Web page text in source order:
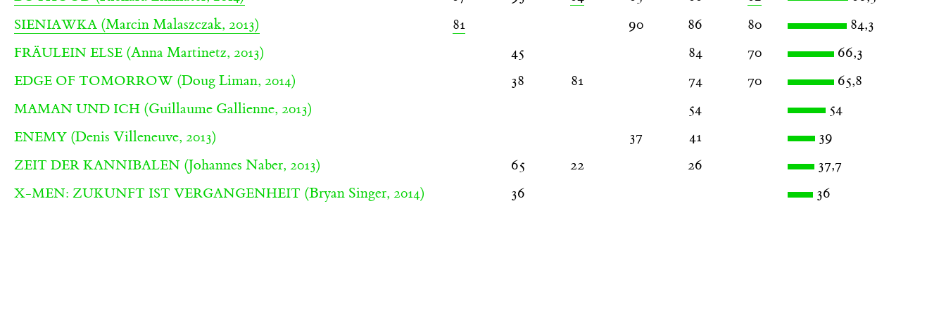
SIENIAWKA (Marcin Malaszczak, 2013) 81 90 86 80 84,3
FRÄULEIN ELSE (Anna Martinetz, 2013) 45 84 70 66,3
EDGE OF TOMORROW (Doug Liman, 2014) 38 81 74 70 65,8
MAMAN UND ICH (Guillaume Gallienne, 2013) 54 54
ENEMY (Denis Villeneuve, 2013) 37 41 39
ZEIT DER KANNIBALEN (Johannes Naber, 2013) 65 22 26 37,7
X-MEN: ZUKUNFT IST VERGANGENHEIT (Bryan Singer, 2014) 36 36